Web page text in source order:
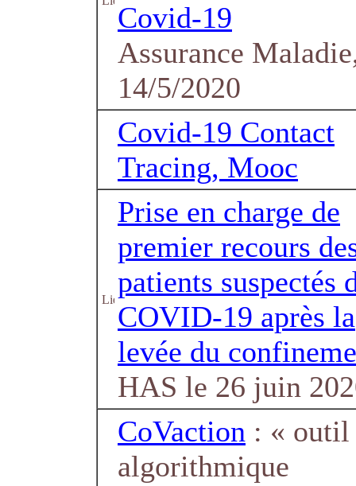
Covid-19
Assurance
14/5/2020
Covid-19 Contact
Tracing, Mooc
Prise en charge de
premier recours
patients suspectés
COVID-19 après la
levée du
HAS le 26 juin
CoVaction : « outil
algorithmique